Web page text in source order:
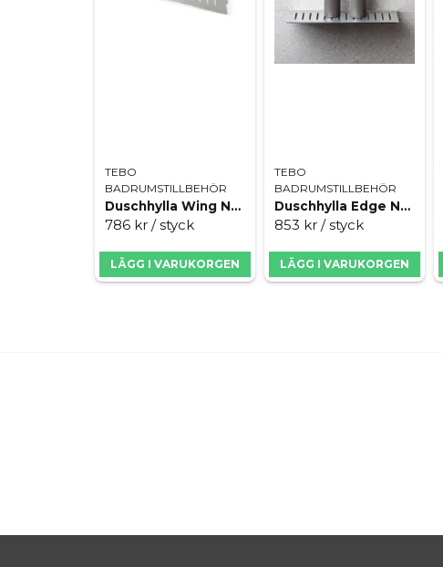
TEBO
BADRUMSTILLBEHÖR
Duschhylla Wing New York Brushed
786 kr / styck
LÄGG I VARUKORGEN
TEBO
BADRUMSTILLBEHÖR
Duschhylla Edge New York Brushed
853 kr / styck
LÄGG I VARUKORGEN